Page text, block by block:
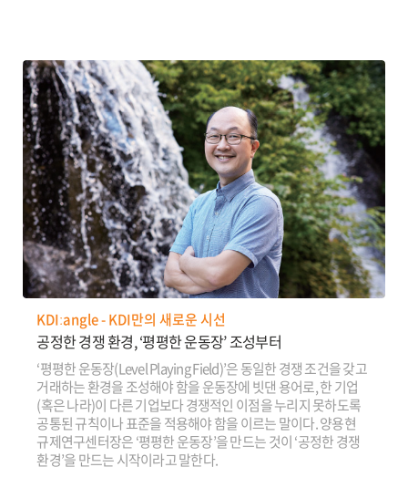
KDIːangle - KDI만의 새로운 시선
공정한 경쟁 환경, ‘평평한 운동장’ 조성부터
‘평평한 운동장(Level Playing Field)’은 동일한 경쟁 조건을 갖고
거래하는 환경을 조성해야 함을 운동장에 빗댄 용어로, 한 기업
(혹은 나라)이 다른 기업보다 경쟁적인 이점을 누리지 못하도록
공통된 규칙이나 표준을 적용해야 함을 이르는 말이다. 양용현
규제연구센터장은 ‘평평한 운동장’을 만드는 것이 ‘공정한 경쟁
환경’을 만드는 시작이라고 말한다.